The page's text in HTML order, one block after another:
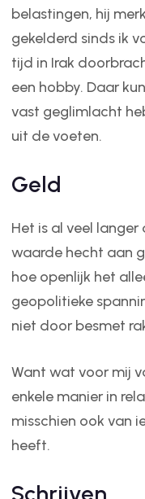
belastingen, hij
gekelderd sinds ik
tijd in Irak
een hobby. Daar
vast geglimlacht
uit de voeten.
Geld
Het is al veel
waarde hecht aan
hoe openlijk het
geopolitieke
niet door besmet
Want wat voor mij
enkele manier in
misschien ook van
heeft.
Schrijven